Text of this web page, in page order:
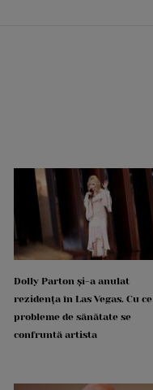
Dolly Parton și-a anulat
rezidența în Las Vegas. Cu ce
probleme de sănătate se
confruntă artista